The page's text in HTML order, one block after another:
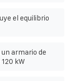
el equilibrio
armario de
kW